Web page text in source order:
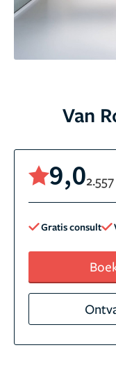
Van
9,0
Gratis consult